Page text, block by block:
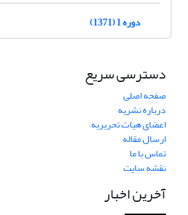
دوره 1 (1371)
دسترسی سریع
صفحه اصلی
درباره نشریه
اعضای هیات تحریریه
ارسال مقاله
تماس با ما
نقشه سایت
آخرین اخبار